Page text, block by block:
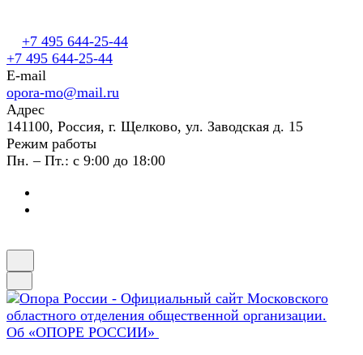
+7 495 644-25-44
+7 495 644-25-44
E-mail
opora-mo@mail.ru
Адрес
141100, Россия, г. Щелково, ул. Заводская д. 15
Режим работы
Пн. – Пт.: с 9:00 до 18:00
Об «ОПОРЕ РОССИИ»